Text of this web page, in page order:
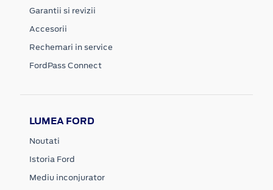
Garantii si revizii
Accesorii
Rechemari in service
FordPass Connect
LUMEA FORD
Noutati
Istoria Ford
Mediu inconjurator